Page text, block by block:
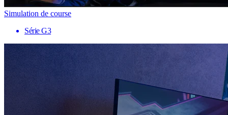
Simulation de course
Série G3